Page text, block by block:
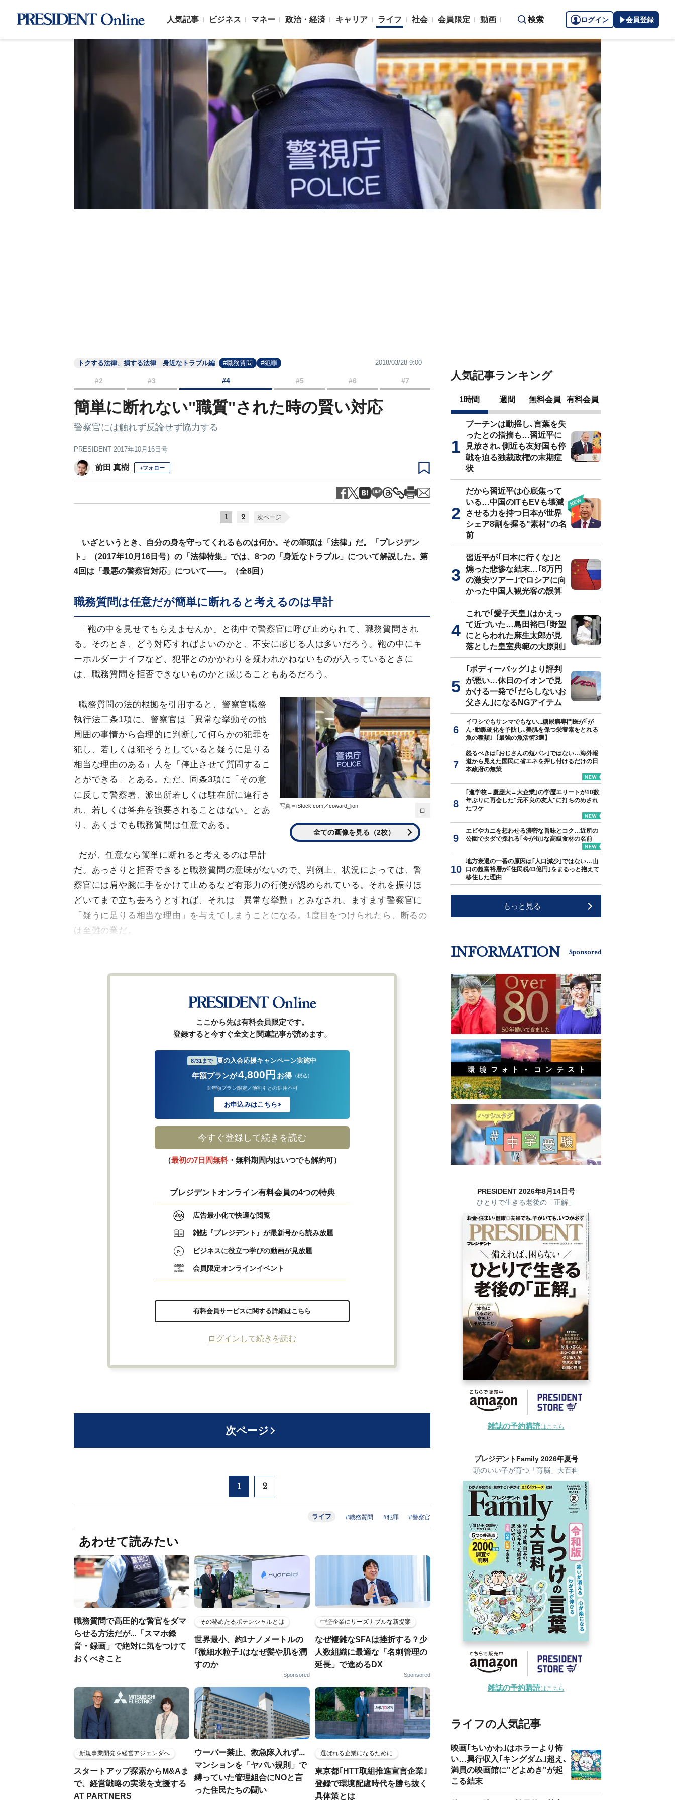
人気記事 ビジネス マネー 政治・経済 キャリア ライフ 社会 会員限定 動画 検索 ログイン 会員登録
トクする法律、損する法律 身近なトラブル編 #職務質問 #犯罪 2018/03/28 9:00
#2 #3 #4 #5 #6 #7
簡単に断れない"職質"された時の賢い対応
警察官には触れず反論せず協力する
PRESIDENT 2017年10月16日号
前田 真樹 +フォロー
1 2 次ページ
いざというとき、自分の身を守ってくれるものは何か。その筆頭は「法律」だ。「プレジデン
ト」（2017年10月16日号）の「法律特集」では、8つの「身近なトラブル」について解説した。第
4回は「最悪の警察官対応」について――。（全8回）
職務質問は任意だが簡単に断れると考えるのは早計
「鞄の中を見せてもらえませんか」と街中で警察官に呼び止められて、職務質問され
る。そのとき、どう対応すればよいのかと、不安に感じる人は多いだろう。鞄の中にキ
ーホルダーナイフなど、犯罪とのかかわりを疑われかねないものが入っているときに
は、職務質問を拒否できないものかと感じることもあるだろう。
写真＝iStock.com／coward_lion
全ての画像を見る（2枚）
職務質問の法的根拠を引用すると、警察官職務
執行法二条1項に、警察官は「異常な挙動その他
周囲の事情から合理的に判断して何らかの犯罪を
犯し、若しくは犯そうとしていると疑うに足りる
相当な理由のある」人を「停止させて質問するこ
とができる」とある。ただ、同条3項に「その意
に反して警察署、派出所若しくは駐在所に連行さ
れ、若しくは答弁を強要されることはない」とあ
り、あくまでも職務質問は任意である。
だが、任意なら簡単に断れると考えるのは早計
だ。あっさりと拒否できると職務質問の意味がないので、判例上、状況によっては、警
察官には肩や腕に手をかけて止めるなど有形力の行使が認められている。それを振りほ
どいてまで立ち去ろうとすれば、それは「異常な挙動」とみなされ、ますます警察官に
「疑うに足りる相当な理由」を与えてしまうことになる。1度目をつけられたら、断るの
は至難の業だ。
ここから先は有料会員限定です。
登録すると今すぐ全文と関連記事が読めます。
8/31まで 夏の入会応援キャンペーン実施中
年額プランが4,800円 お得 （税込）
※年額プラン限定／他割引との併用不可
お申込みはこちら
今すぐ登録して続きを読む
（最初の7日間無料・無料期間内はいつでも解約可）
プレジデントオンライン有料会員の4つの特典
広告最小化で快適な閲覧
雑誌『プレジデント』が最新号から読み放題
ビジネスに役立つ学びの動画が見放題
会員限定オンラインイベント
有料会員サービスに関する詳細はこちら
ログインして続きを読む
次ページ
1 2
ライフ #職務質問 #犯罪 #警察官
あわせて読みたい
職務質問で高圧的な警官をダマ
らせる方法だが...「スマホ録
音・録画」で絶対に気をつけて
おくべきこと
その秘めたるポテンシャルとは
世界最小、約1ナノメートルの
｢微細水粒子｣はなぜ髪や肌を潤
すのか
Sponsored
中堅企業にリーズナブルな新提案
なぜ複雑なSFAは挫折する？少
人数組織に最適な「名刺管理の
延長」で進めるDX
Sponsored
新規事業開発を経営アジェンダへ
スタートアップ探索からM&Aま
で、経営戦略の実装を支援する
AT PARTNERS
ウーバー禁止、救急隊入れず...
マンションを「ヤバい規則」で
縛っていた管理組合にNOと言
った住民たちの闘い
選ばれる企業になるために
東京都｢HTT取組推進宣言企業｣
登録で環境配慮時代を勝ち抜く
具体策とは
人気記事ランキング
1時間 週間 無料会員 有料会員
プーチンは動揺し､言葉を失
ったとの指摘も…習近平に
見放され､側近も友好国も停
戦を迫る独裁政権の末期症
状
だから習近平は心底焦って
いる…中国のITもEVも壊滅
させる力を持つ日本が世界
シェア8割を握る"素材"の名
前
習近平が｢日本に行くな｣と
煽った悲惨な結末…｢8万円
の激安ツアー｣でロシアに向
かった中国人観光客の誤算
これで｢愛子天皇｣はかえっ
て近づいた…島田裕巳｢野望
にとらわれた麻生太郎が見
落とした皇室典範の大原則｣
｢ボディーバッグ｣より評判
が悪い…休日のイオンで見
かける一発で｢だらしないお
父さん｣になるNGアイテム
イワシでもサンマでもない...糖尿病専門医が｢が
ん･動脈硬化を予防し､美肌を保つ栄養素をとれる
魚の種類｣【最強の魚活術3選】
怒るべきは｢おじさんの短パン｣ではない…海外報
道から見えた国民に省エネを押し付けるだけの日
本政府の無策
｢進学校→慶應大→大企業｣の学歴エリートが10数
年ぶりに再会した"元不良の友人"に打ちのめされ
たワケ
エビやカニを想わせる濃密な旨味とコク…近所の
公園でタダで採れる｢今が旬｣な高級食材の名前
地方衰退の一番の原因は｢人口減少｣ではない…山
口の超富裕層が｢住民税43億円｣をまるっと抱えて
移住した理由
もっと見る
INFORMATION Sponsored
PRESIDENT 2026年8月14日号
ひとりで生きる老後の「正解」
雑誌の予約購読はこちら
プレジデントFamily 2026年夏号
頭のいい子が育つ「育脳」大百科
雑誌の予約購読はこちら
ライフの人気記事
映画｢ちいかわ｣はホラーより怖
い…興行収入｢キングダム｣超え､
満員の映画館に"どよめき"が起
こる結末